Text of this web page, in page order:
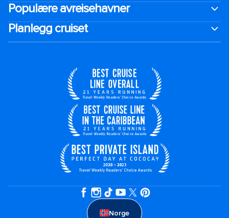
Populære avreisehavner
Planlegg cruiset
Norge